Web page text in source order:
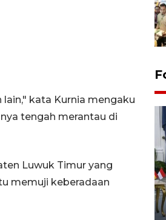
kata Kurnia mengaku
tengah merantau di
Luwuk Timur yang
memuji keberadaan
Kirab memperingati